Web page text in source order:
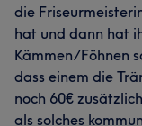
die
hat und dann hat
Kämmen/Föhnen
dass einem die
noch 60€
als solches